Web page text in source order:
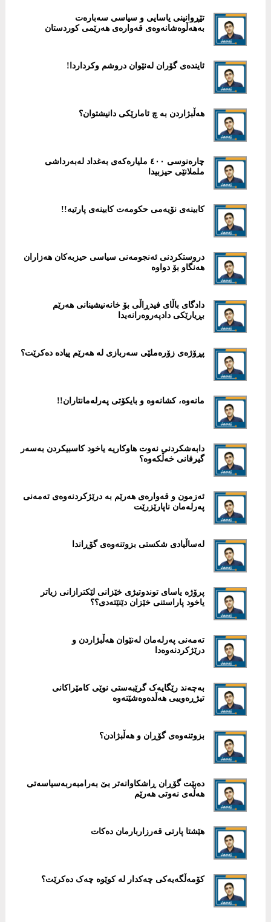
تێڕوانینی یاسایی و سیاسی سەبارەت
بەهەڵوەشانەوەی قەوارەی هەرێمی كوردستان
ئایندەی گۆران لەنێوان دروشم وكرداردا!
هەڵبژاردن بە چ ئامارێکى دانیشتوان؟
چارەنوسی ٤٠٠ ملیارەكەی بەغداد لەبەرداشی
ململانێی حیزبیدا
كابینەی نۆیەمی حكومەت كابینەی پارتیە!!
دروستكردنی ئەنجومەنی سیاسی حیزبەكان هەزاران
هەنگاو بۆ دواوە
دادگای باڵای فیدڕاڵی بۆ خانەنیشینانی هەرێم
بڕیارێكی دادپەروەرانەیدا
پڕۆژەى زۆرەملێى سەربازى لە هەرێم پیادە دەکرێت؟
مانەوە، كشانەوە و بایكۆتی پەرلەمانتاران!!
دابەشكردنی نەوت هاوكاریە یاخود كاسبیكردن بەسەر
گیرفانی خەڵکەوە؟
‎ئەزمون و قەوارەی هەرێم بە درێژكردنەوەی تەمەنی
پەرلەمان ناپارێزرێت
لەساڵیادی شكستی بزوتنەوەی گۆڕاندا
پرۆژە یاسای توندوتیژی خێزانی لێكترازانی زیاتر
یاخود پاراستنی خێزان دێنێتەدی؟؟
تەمەنی پەرلەمان لەنێوان هەڵبژاردن و
درێژکردنەوەدا
بەچەند رێگایەک گرێبەستی نوێی كامێراكانی
تیژڕەوییی هەڵدەوەشێتەوە
بزوتنەوەی گۆڕان و هەڵبژادن؟
‎دەبێت گۆڕان ڕاشكاوانەتر بێ بەرامبەربەسیاسەتی
هەڵەی نەوتی هەرێم
هێشتا پارتی قەرزاربارمان دەکات
‎کۆمەڵگەیەکى چەکدار لە کوێوە چەک دەکرێت؟